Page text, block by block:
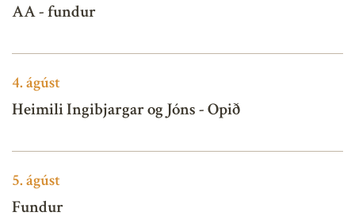
AA - fundur
4.ágúst
Heimili Ingibjargar og Jóns - Opið
5.ágúst
Fundur